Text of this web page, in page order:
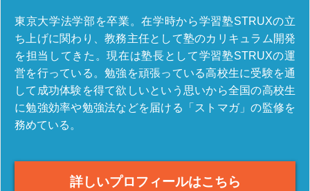
東京大学法学部を卒業。在学時から学習塾STRUXの立
ち上げに関わり、教務主任として塾のカリキュラム開発
を担当してきた。現在は塾長として学習塾STRUXの運
営を行っている。勉強を頑張っている高校生に受験を通
して成功体験を得て欲しいという思いから全国の高校生
に勉強効率や勉強法などを届ける「ストマガ」の監修を
務めている。
詳しいプロフィールはこちら